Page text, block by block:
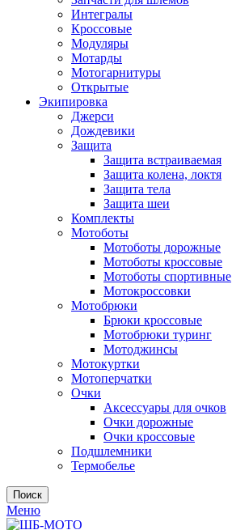
Интегралы
Кроссовые
Модуляры
Мотарды
Мотогарнитуры
Открытые
Экипировка
Джерси
Дождевики
Защита
Защита встраиваемая
Защита колена, локтя
Защита тела
Защита шеи
Комплекты
Мотоботы
Мотоботы дорожные
Мотоботы кроссовые
Мотоботы спортивные
Мотокроссовки
Мотобрюки
Брюки кроссовые
Мотобрюки туринг
Мотоджинсы
Мотокуртки
Мотоперчатки
Очки
Аксессуары для очков
Очки дорожные
Очки кроссовые
Подшлемники
Термобелье
Поиск
Меню